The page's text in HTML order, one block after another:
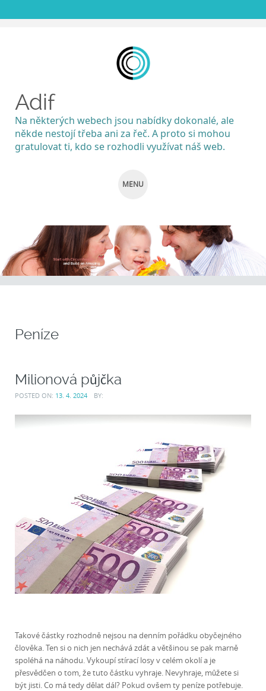
Adif
Na některých webech jsou nabídky dokonalé, ale
někde nestojí třeba ani za řeč. A proto si mohou
gratulovat ti, kdo se rozhodli využívat náš web.
MENU
CONTENT
Peníze
Milionová půjčka
POSTED ON: 13. 4. 2024 BY:
Takové částky rozhodně nejsou na denním pořádku obyčejného
člověka. Ten si o nich jen nechává zdát a většinou se pak marně
spoléhá na náhodu. Vykoupí stírací losy v celém okolí a je
přesvědčen o tom, že tuto částku vyhraje. Nevyhraje, můžete si
být jisti. Co má tedy dělat dál? Pokud ovšem ty peníze potřebuje.